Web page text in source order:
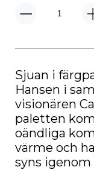
Sjuan
Sjuan i
Hansen i
visionären
paletten
oändliga
värme och
syns igenom